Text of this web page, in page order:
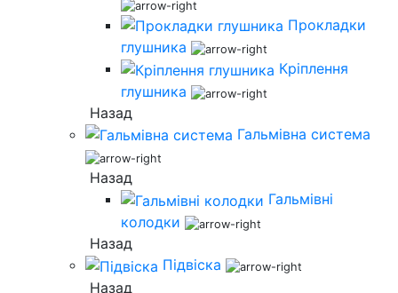
Прокладки
глушника
Кріплення
глушника
Назад
Гальмівна система
Назад
Гальмівні
колодки
Назад
Підвіска
Назад